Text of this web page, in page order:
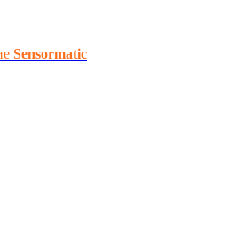
Sensormatic